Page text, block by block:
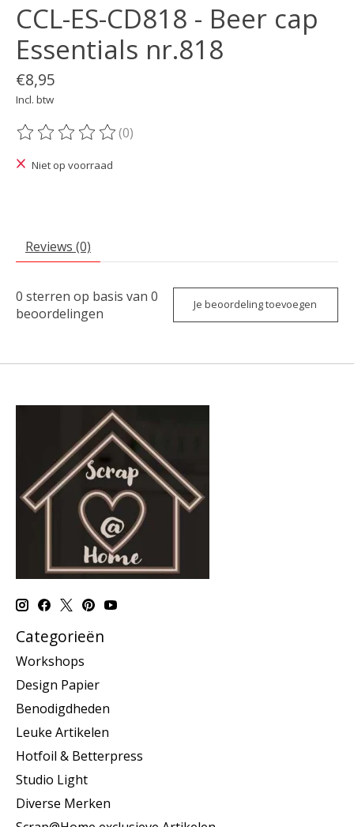
CCL-ES-CD818 - Beer cap
Essentials nr.818
€8,95
Incl. btw
De beoordeling van dit product is
(0)
Niet op voorraad
Reviews (0)
0 sterren op basis van 0
beoordelingen
Je beoordeling toevoegen
Categorieën
Workshops
Design Papier
Benodigdheden
Leuke Artikelen
Hotfoil & Betterpress
Studio Light
Diverse Merken